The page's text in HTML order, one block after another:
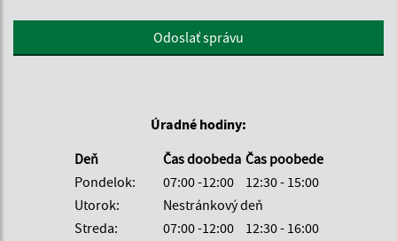
Google reCaptcha ResponseOdoslať správu
Úradné hodiny:
Deň
Čas doobeda Čas poobede
Pondelok:
07:00 -12:00
12:30 - 15:00
Utorok:
Nestránkový deň
Streda:
07:00 -12:00
12:30 - 16:00